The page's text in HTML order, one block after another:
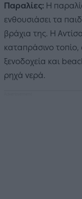
Παραλίες: Η
ενθουσιάσει τα
βράχια της. Η
καταπράσινο
ξενοδοχεία και
ρηχά νερά.